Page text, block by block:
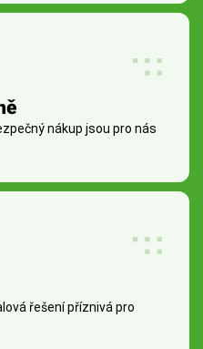
nákup jsou pro nás
řešení příznivá pro